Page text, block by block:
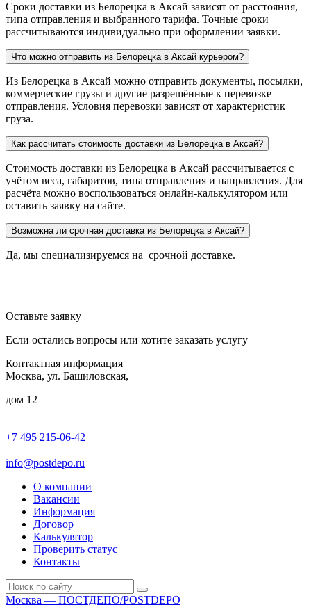
Сроки доставки из Белорецка в Аксай зависят от расстояния,
типа отправления и выбранного тарифа. Точные сроки
рассчитываются индивидуально при оформлении заявки.
Что можно отправить из Белорецка в Аксай курьером?
Из Белорецка в Аксай можно отправить документы, посылки,
коммерческие грузы и другие разрешённые к перевозке
отправления. Условия перевозки зависят от характеристик
груза.
Как рассчитать стоимость доставки из Белорецка в Аксай?
Стоимость доставки из Белорецка в Аксай рассчитывается с
учётом веса, габаритов, типа отправления и направления. Для
расчёта можно воспользоваться онлайн-калькулятором или
оставить заявку на сайте.
Возможна ли срочная доставка из Белорецка в Аксай?
Да, мы специализируемся на срочной доставке.
Оставьте заявку
Если остались вопросы или хотите заказать услугу
Контактная информация
Москва, ул. Башиловская,
дом 12
+7 495 215-06-42
info@postdepo.ru
О компании
Вакансии
Информация
Договор
Калькулятор
Проверить статус
Контакты
Москва — ПОСТДЕПО/POSTDEPO